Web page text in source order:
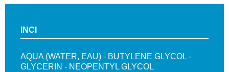
INCI
AQUA (WATER, EAU) - BUTYLENE GLYCOL -
GLYCERIN - NEOPENTYL GLYCOL